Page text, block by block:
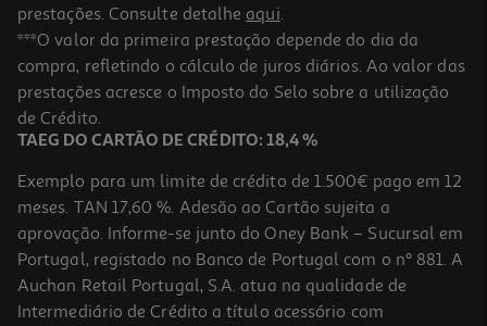
prestações. Consulte detalhe aqui.
***O valor da primeira prestação depende do dia da
compra, refletindo o cálculo de juros diários. Ao valor das
prestações acresce o Imposto do Selo sobre a utilização
de Crédito.
TAEG DO CARTÃO DE CRÉDITO: 18,4 %
Exemplo para um limite de crédito de 1.500€ pago em 12
meses. TAN 17,60 %. Adesão ao Cartão sujeita a
aprovação. Informe-se junto do Oney Bank – Sucursal em
Portugal, registado no Banco de Portugal com o nº 881. A
Auchan Retail Portugal, S.A. atua na qualidade de
Intermediário de Crédito a título acessório com